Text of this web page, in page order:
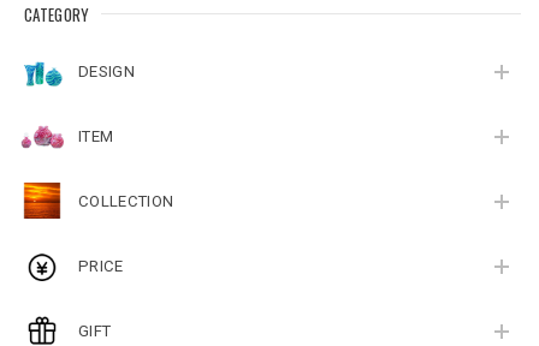
CATEGORY
DESIGN
ITEM
COLLECTION
PRICE
GIFT